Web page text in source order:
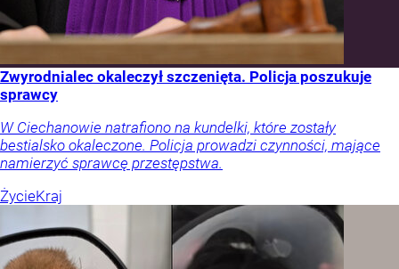
Zwyrodnialec okaleczył szczenięta. Policja poszukuje
sprawcy
W Ciechanowie natrafiono na kundelki, które zostały
bestialsko okaleczone. Policja prowadzi czynności, mające
namierzyć sprawcę przestępstwa.
ŻycieKraj